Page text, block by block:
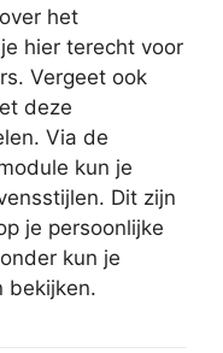
het
hier terecht voor
Vergeet ook
deze
Via de
kun je
Dit zijn
je persoonlijke
kun je
bekijken.